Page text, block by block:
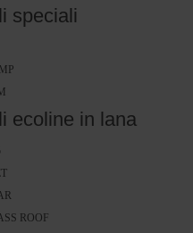
speciali
ecoline in lana
ROOF